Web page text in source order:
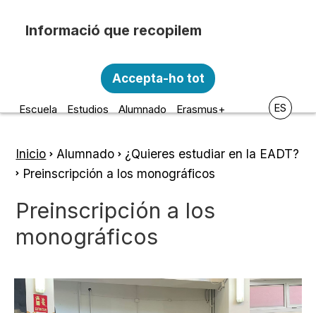
Escola d'Art i Disseny de la
Diputació a Tarragona
Escuela Estudios Alumnado Erasmus+ ES
Ruta
navegación
Inicio Alumnado ¿Quieres estudiar en la EADT?
Preinscripción a los monográficos
Preinscripción a los
monográficos
personal amb les següents finalitats:
Funcionalitat, Analítica.
Accepta-ho tot